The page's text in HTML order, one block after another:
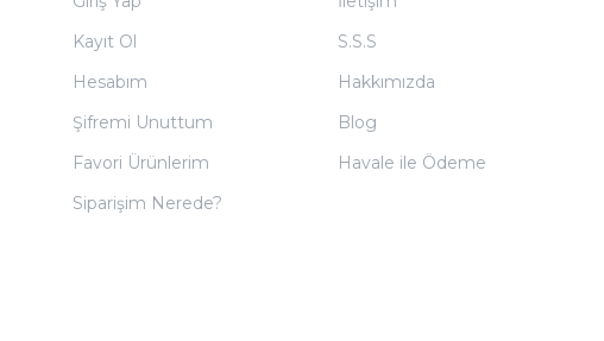
Kayıt Ol
Hesabım
Şifremi Unuttum
Favori Ürünlerim
Siparişim Nerede?
S.S.S
Hakkımızda
Blog
Havale ile Ödeme